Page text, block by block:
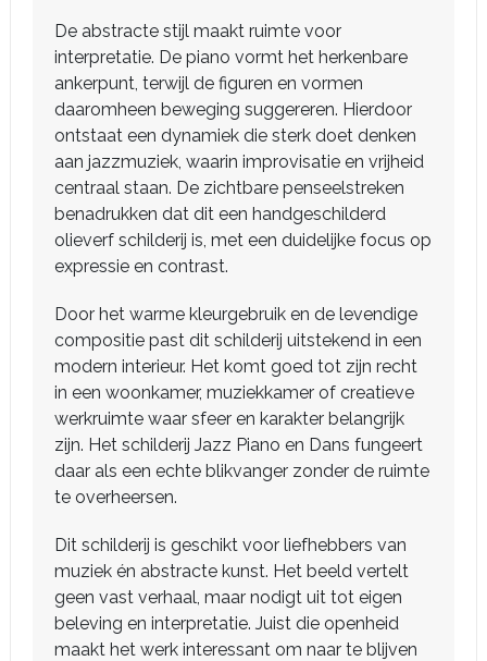
De abstracte stijl maakt ruimte voor
interpretatie. De piano vormt het herkenbare
ankerpunt, terwijl de figuren en vormen
daaromheen beweging suggereren. Hierdoor
ontstaat een dynamiek die sterk doet denken
aan jazzmuziek, waarin improvisatie en vrijheid
centraal staan. De zichtbare penseelstreken
benadrukken dat dit een handgeschilderd
olieverf schilderij is, met een duidelijke focus op
expressie en contrast.
Door het warme kleurgebruik en de levendige
compositie past dit schilderij uitstekend in een
modern interieur. Het komt goed tot zijn recht
in een woonkamer, muziekkamer of creatieve
werkruimte waar sfeer en karakter belangrijk
zijn. Het schilderij Jazz Piano en Dans fungeert
daar als een echte blikvanger zonder de ruimte
te overheersen.
Dit schilderij is geschikt voor liefhebbers van
muziek én abstracte kunst. Het beeld vertelt
geen vast verhaal, maar nodigt uit tot eigen
beleving en interpretatie. Juist die openheid
maakt het werk interessant om naar te blijven